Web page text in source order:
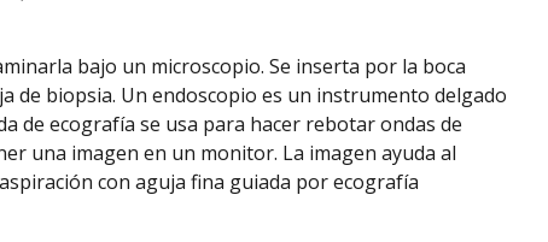
bajo un microscopio. Se inserta por la boca
de biopsia. Un endoscopio es un instrumento delgado
de ecografía se usa para hacer rebotar ondas de
una imagen en un monitor. La imagen ayuda al
con aguja fina guiada por ecografía